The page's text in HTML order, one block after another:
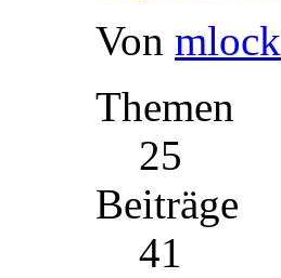
Von mlock
Themen
25
Beiträge
41